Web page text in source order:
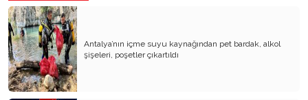
Ağaçlar Buz Kesti Meyvesi Kılıç Olan Ağaçlar
KAYIP KAFATASI VE AĞLAYAN HEYKEL
Dostluklar Nereye Kadar?
Gül Goncası ile Oruç Açmak
Antalya’nın içme suyu kaynağından pet bardak, alkol
şişeleri, poşetler çıkartıldı